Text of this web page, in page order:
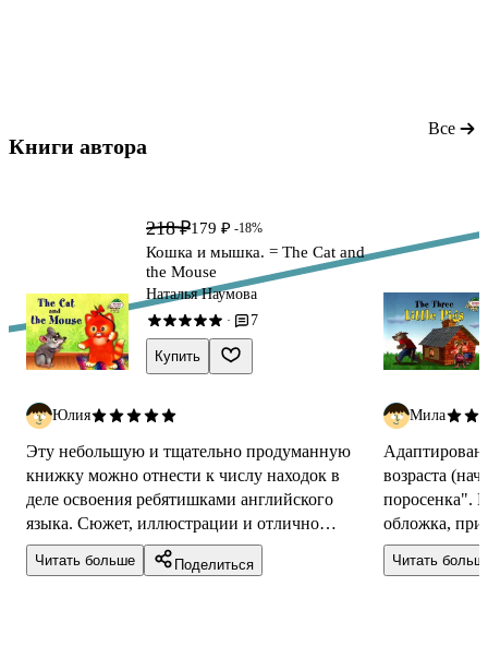
Книги автора
Все
218 ₽179 ₽ -18%
Кошка и мышка. = The Cat and
the Mouse
Наталья Наумова
· 7
Купить
Юлия
Эту небольшую и тщательно продуманную
книжку можно отнести к числу находок в
деле освоения ребятишками английского
языка. Сюжет, иллюстрации и отлично
продуманный формат. Все слова, которые есть
в кни...
Читать больше Поделиться
Мила
возраста
поросенка".
обложка,
поданный
Читать